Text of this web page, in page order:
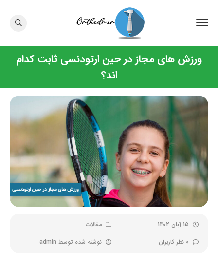
ورزش های مجاز در حین ارتودنسی ثابت کدام
اند؟
15 آبان 1402
مقالات
0 نظر کاربران
نوشته شده توسط admin